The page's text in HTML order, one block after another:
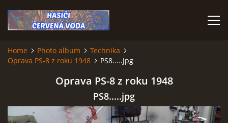
HOME
Home Photo album
Technika
Oprava PS-8 z roku 1948
PS8.....jpg
Oprava PS-8 z roku 1948
PS8.....jpg